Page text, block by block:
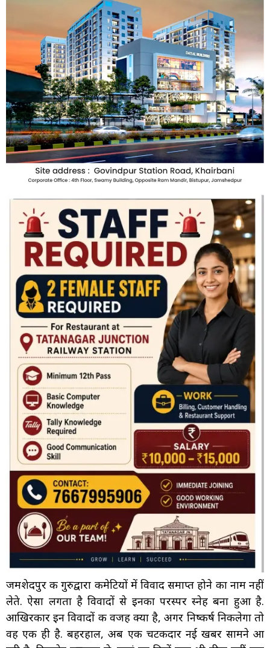
जमशेदपुर की गुरुद्वारा कमेटियों में विवाद समाप्त होने का नाम नहीं
लेते. ऐसा लगता है विवादों से इनका परस्पर स्नेह बना हुआ है.
आखिरकार इन विवादों की वजह क्या है, अगर निष्कर्ष निकलेगा तो
वह एक ही है. बहरहाल, अब एक चटकदार नई खबर सामने आ